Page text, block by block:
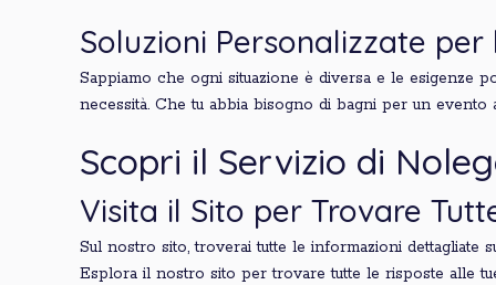
Soluzioni Personalizzate per
Sappiamo che ogni situazione è diversa e le esigenze
necessità. Che tu abbia bisogno di bagni per un evento
Scopri il Servizio di
Visita il Sito per Trovare
Sul nostro sito, troverai tutte le informazioni dettagliate
Esplora il nostro sito per trovare tutte le risposte alle